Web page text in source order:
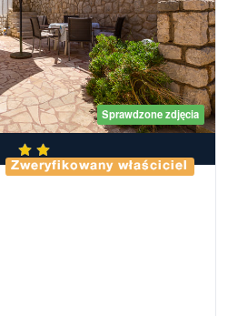
Sprawdzone zdjęcia
Zweryfikowany właściciel